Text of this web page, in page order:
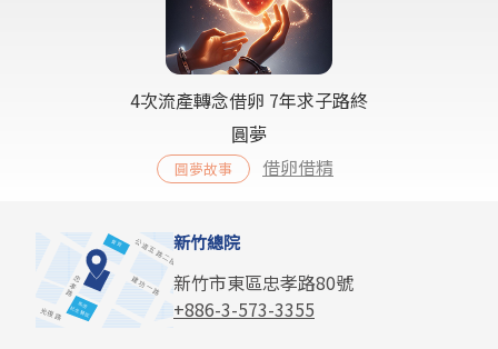
4次流產轉念借卵 7年求子路終
圓夢
圓夢故事 借卵借精
新竹總院
新竹市東區忠孝路80號
+886-3-573-3355